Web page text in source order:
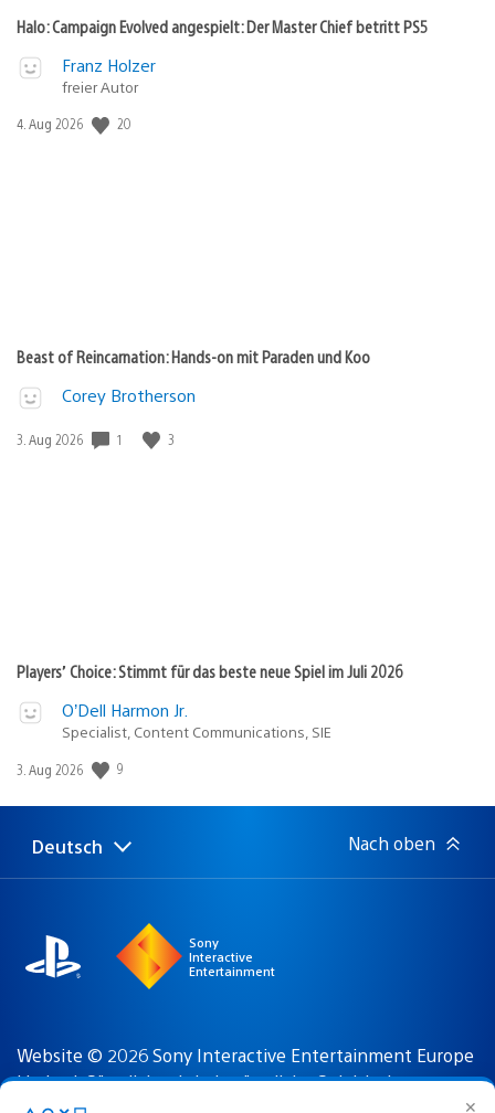
✕
Halo: Campaign Evolved angespielt: Der Master Chief betritt PS5
Franz Holzer
freier Autor
Veröffentlichungsdatum:
4. Aug 2026 20
Beast of Reincarnation: Hands-on mit Paraden und Koo
Corey Brotherson
Veröffentlichungsdatum:
3. Aug 2026 1 3
Players’ Choice: Stimmt für das beste neue Spiel im Juli 2026
O’Dell Harmon Jr.
Specialist, Content Communications, SIE
Veröffentlichungsdatum:
3. Aug 2026 9
Select
a
Aktuelle
Region:
Deutsch Nach oben
Sony
Interactive
Entertainment
Website © 2026 Sony Interactive Entertainment Europe
Limited. Sämtlicher Inhalt, sämtliche Spieltitel,
Handelsnamen beziehungsweise Aufmachungen,